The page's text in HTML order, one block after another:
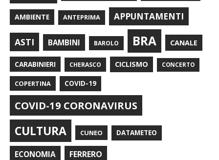
AMBIENTE ANTEPRIMA APPUNTAMENTI
ASTI BAMBINI BAROLO BRA CANALE
CARABINIERI CHERASCO CICLISMO CONCERTO
COPERTINA COVID-19
COVID-19 CORONAVIRUS
CULTURA CUNEO DATAMETEO
ECONOMIA FERRERO